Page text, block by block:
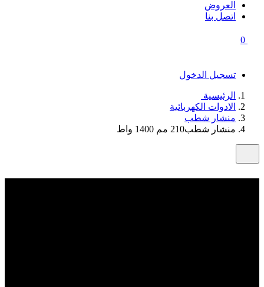
العروض
اتصل بنا
0
تسجيل الدخول
الرئيسية
الادوات الكهربائية
منشار شطب
منشار شطب210 مم 1400 واط